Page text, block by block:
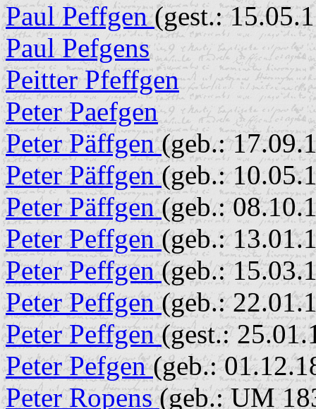
Paul Peffgen(gest.:
Paul Pefgens
Peitter Pfeffgen
Peter Paefgen
Peter Päffgen(geb.:
Peter Päffgen(geb.:
Peter Päffgen(geb.:
Peter Peffgen(geb.:
Peter Peffgen(geb.:
Peter Peffgen(geb.:
Peter Peffgen(gest.:
Peter Pefgen(geb.:
Peter Ropens(geb.: UM